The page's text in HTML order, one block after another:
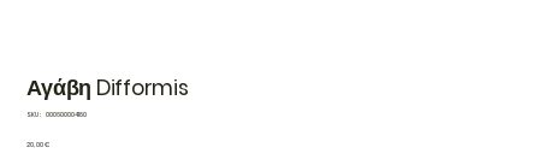
Αγάβη Difformis
SKU: SKU
000600004180
Τιμή
20,00 €